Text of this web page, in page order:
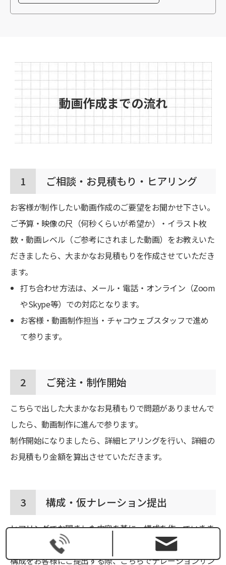
動画作成までの流れ
1 ご相談・お見積もり・ヒアリング
お客様が制作したい動画作成のご要望をお聞かせ下さい。
ご予算・映像の尺（何秒くらいが希望か）・イラスト枚
数・動画レベル（ご参考にされました動画）をお教えいた
だきましたら、大まかなお見積もりを作成させていただき
ます。
打ち合わせ方法は、メール・電話・オンライン（Zoom
やSkype等）での対応となります。
お客様・動画制作担当・チャコウェブスタッフで進め
て参ります。
2 ご発注・制作開始
こちらで出した大まかなお見積もりで問題がありませんで
したら、動画制作に進んで参ります。
制作開始になりましたら、詳細ヒアリングを行い、詳細の
お見積もり金額を算出させていただきます。
3 構成・仮ナレーション提出
ヒアリングでお聞きした内容を基に、構成を作っていきま
構成をお客様にご提出する際、こちらでナレーションサン